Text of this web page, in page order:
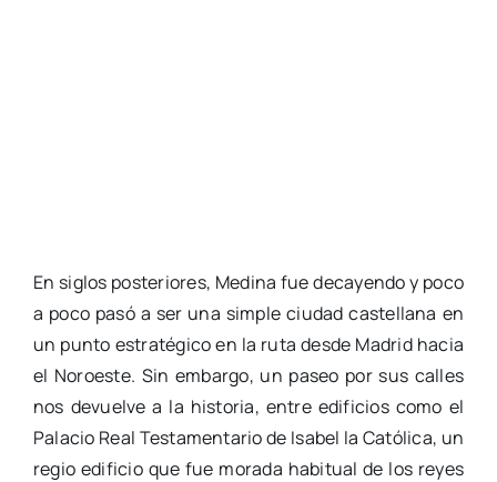
En siglos posteriores, Medina fue decayendo y poco
a poco pasó a ser una simple ciudad castellana en
un punto estratégico en la ruta desde Madrid hacia
el Noroeste. Sin embargo, un paseo por sus calles
nos devuelve a la historia, entre edificios como el
Palacio Real Testamentario de Isabel la Católica, un
regio edificio que fue morada habitual de los reyes